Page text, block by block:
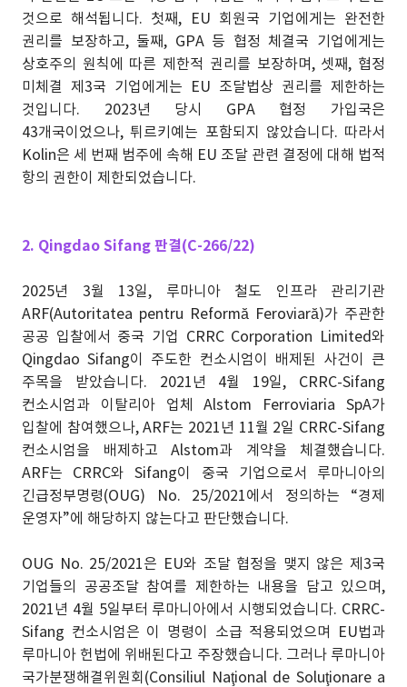
것으로 해석됩니다. 첫째, EU 회원국 기업에게는 완전한
권리를 보장하고, 둘째, GPA 등 협정 체결국 기업에게는
상호주의 원칙에 따른 제한적 권리를 보장하며, 셋째, 협정
미체결 제3국 기업에게는 EU 조달법상 권리를 제한하는
것입니다. 2023년 당시 GPA 협정 가입국은
43개국이었으나, 튀르키예는 포함되지 않았습니다. 따라서
Kolin은 세 번째 범주에 속해 EU 조달 관련 결정에 대해 법적
항의 권한이 제한되었습니다.
2. Qingdao Sifang 판결(C-266/22)
2025년 3월 13일, 루마니아 철도 인프라 관리기관
ARF(Autoritatea pentru Reformă Feroviară)가 주관한
공공 입찰에서 중국 기업 CRRC Corporation Limited와
Qingdao Sifang이 주도한 컨소시엄이 배제된 사건이 큰
주목을 받았습니다. 2021년 4월 19일, CRRC-Sifang
컨소시엄과 이탈리아 업체 Alstom Ferroviaria SpA가
입찰에 참여했으나, ARF는 2021년 11월 2일 CRRC-Sifang
컨소시엄을 배제하고 Alstom과 계약을 체결했습니다.
ARF는 CRRC와 Sifang이 중국 기업으로서 루마니아의
긴급정부명령(OUG) No. 25/2021에서 정의하는 “경제
운영자”에 해당하지 않는다고 판단했습니다.
OUG No. 25/2021은 EU와 조달 협정을 맺지 않은 제3국
기업들의 공공조달 참여를 제한하는 내용을 담고 있으며,
2021년 4월 5일부터 루마니아에서 시행되었습니다. CRRC-
Sifang 컨소시엄은 이 명령이 소급 적용되었으며 EU법과
루마니아 헌법에 위배된다고 주장했습니다. 그러나 루마니아
국가분쟁해결위원회(Consiliul Naţional de Soluţionare a